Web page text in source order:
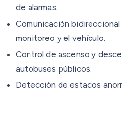
de alarmas.
Comunicación
monitoreo y el vehículo.
Control de ascenso y
autobuses públicos.
Detección de estados